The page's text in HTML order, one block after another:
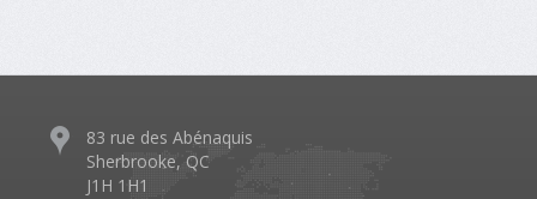
83 rue des Abénaquis
Sherbrooke, QC
J1H 1H1